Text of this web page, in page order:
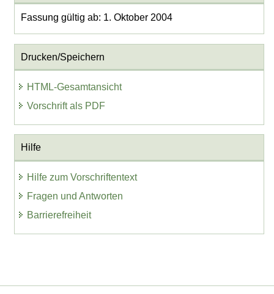
Fassung gültig ab: 1. Oktober 2004
Drucken/Speichern
HTML-Gesamtansicht
Vorschrift als PDF
Hilfe
Hilfe zum Vorschriftentext
Fragen und Antworten
Barrierefreiheit